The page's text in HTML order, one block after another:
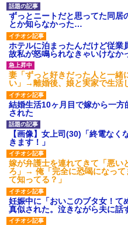
ずっとニートだと思ってた同居
とか知らなかった…
ホテルに泊まったんだけど従業
故私が怒鳴られなきゃいけなか
妻「ずっと好きだった人と一緒
い」→離婚後、娘と実家で生活
結婚生活10ヶ月目で嫁から一
された
【画像】女上司(30)「終電な
きます！」
嫁が弁護士を連れてきて「悪い
ろ」→ 俺「完全に恐喝になって
て知ってる？」
妊娠中に「おいこのブタ女！て
真似された。泣きながら夫に